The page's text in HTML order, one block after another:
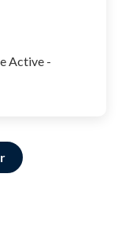
Active -